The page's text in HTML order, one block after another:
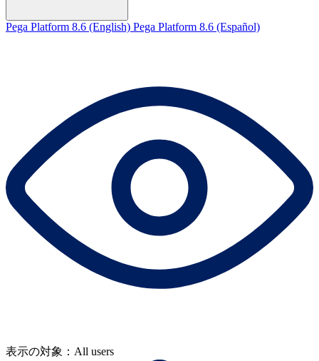
Pega Platform 8.6 (English) Pega Platform 8.6 (Español)
表示の対象：All users